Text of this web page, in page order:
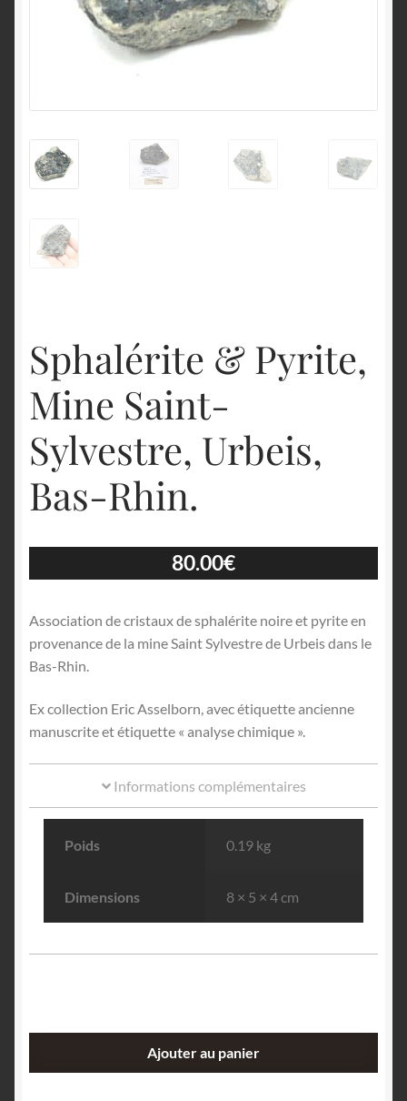
Sphalérite & Pyrite,
Mine Saint-
Sylvestre, Urbeis,
Bas-Rhin.
80.00€
Association de cristaux de sphalérite noire et pyrite en
provenance de la mine Saint Sylvestre de Urbeis dans le
Bas-Rhin.
Ex collection Eric Asselborn, avec étiquette ancienne
manuscrite et étiquette « analyse chimique ».
Informations complémentaires
Poids 0.19 kg
Dimensions 8 × 5 × 4 cm
Ajouter au panier